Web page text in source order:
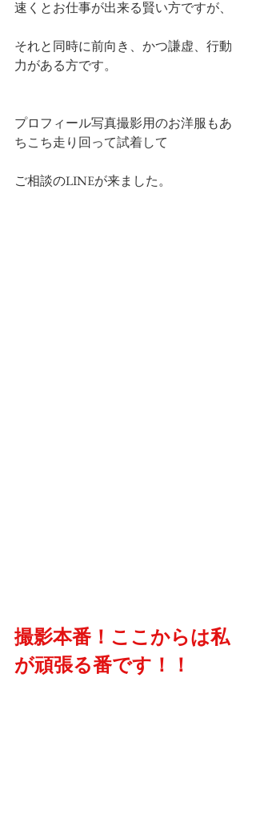
速くとお仕事が出来る賢い方ですが、
それと同時に前向き、かつ謙虚、行動
力がある方です。
プロフィール写真撮影用のお洋服もあ
ちこち走り回って試着して
ご相談のLINEが来ました。
撮影本番！ここからは私
が頑張る番です！！